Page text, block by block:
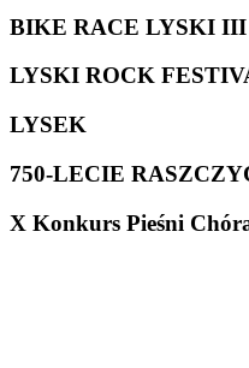
BIKE RACE LYSKI III
LYSKI ROCK
LYSEK
750-LECIE
X Konkurs Pieśni